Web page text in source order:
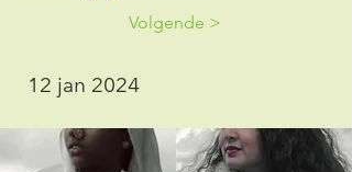
Volgende >
12 jan 2024